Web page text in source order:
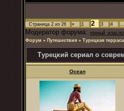
Страница 2 из 26 « 1 2 3 4 …
Модератор форума:
Форум » Путешествия » Турецкая терраса
Турецкий сериал о
Ocean